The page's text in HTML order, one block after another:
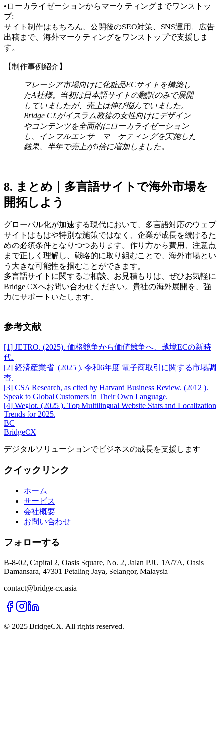
• ローカライゼーションからマーケティングまでワンストッ
プ:
サイト制作はもちろん、公開後のSEO対策、SNS運用、広告
出稿まで、海外マーケティングをワンストップで支援しま
す。
【制作事例紹介】
マレーシア市場向けに化粧品ECサイトを構築し
たA社様。当初は日本語サイトの翻訳のみで展開
していましたが、売上は伸び悩んでいました。
Bridge CXがイスラム教徒の女性向けにデザイン
やコンテンツを全面的にローカライゼーション
し、インフルエンサーマーケティングを実施した
結果、半年で売上が5倍に増加しました。
8. まとめ｜多言語サイトで海外市場を
開拓しよう
グローバル化が加速する現代において、多言語対応のウェブ
サイトはもはや特別な施策ではなく、企業が成長を続けるた
めの必須条件となりつつあります。作り方から費用、注意点
まで正しく理解し、戦略的に取り組むことで、海外市場とい
う大きな可能性を掴むことができます。
多言語サイトに関するご相談、お見積もりは、ぜひお気軽に
Bridge CXへお問い合わせください。貴社の海外展開を、強
力にサポートいたします。
参考文献
[1] JETRO. (2025). 価格競争から価値競争へ、越境ECの新時
代.
[2] 経済産業省. (2025 ). 令和6年度 電子商取引に関する市場調
査.
[3] CSA Research, as cited by Harvard Business Review. (2012 ).
Speak to Global Customers in Their Own Language.
[4] Weglot. (2025 ). Top Multilingual Website Stats and Localization
Trends for 2025.
BC
BridgeCX
デジタルソリューションでビジネスの成長を支援します
クイックリンク
ホーム
サービス
会社概要
お問い合わせ
フォローする
B-8-02, Capital 2, Oasis Square, No. 2, Jalan PJU 1A/7A, Oasis
Damansara, 47301 Petaling Jaya, Selangor, Malaysia
contact@bridge-cx.asia
© 2025 BridgeCX. All rights reserved.